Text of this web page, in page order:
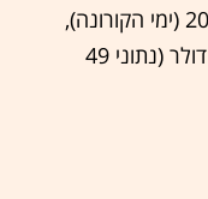
עם זאת, בשנת השיא של ההייטק, 2021 (ימי הקורונה),
הסכום שמומש הגיע ל-2.65 מיליארד דולר (נתוני 49